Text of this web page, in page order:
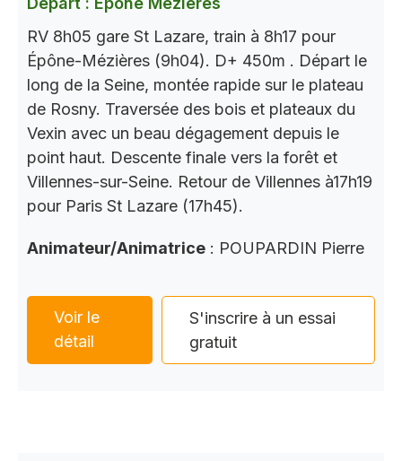
RV 8h05 gare St Lazare, train à 8h17 pour
Épône-Mézières (9h04). D+ 450m . Départ le
long de la Seine, montée rapide sur le plateau
de Rosny. Traversée des bois et plateaux du
Vexin avec un beau dégagement depuis le
point haut. Descente finale vers la forêt et
Villennes-sur-Seine. Retour de Villennes à17h19
pour Paris St Lazare (17h45).
Animateur/Animatrice : POUPARDIN Pierre
Voir le
détail
S'inscrire à un essai
gratuit